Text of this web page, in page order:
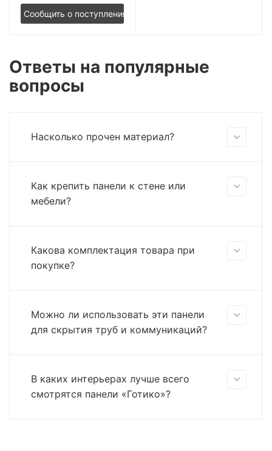
Сообщить о поступлении
Ответы на популярные
вопросы
Насколько прочен материал?
Как крепить панели к стене или
мебели?
Какова комплектация товара при
покупке?
Можно ли использовать эти панели
для скрытия труб и коммуникаций?
В каких интерьерах лучше всего
смотрятся панели «Готико»?